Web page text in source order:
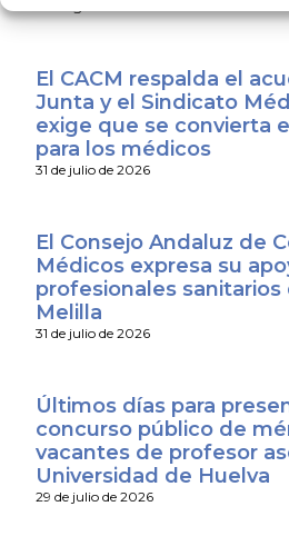
El CACM respalda el
Junta y el Sindicato
exige que se convierta
para los médicos
31 de julio de 2026
El Consejo Andaluz de
Médicos expresa su
profesionales sanitarios
Melilla
31 de julio de 2026
Últimos días para
concurso público de
vacantes de profesor
Universidad de Huelva
29 de julio de 2026